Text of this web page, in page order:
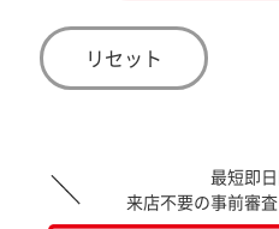
リセット
最短即日
来店不要の事前審査